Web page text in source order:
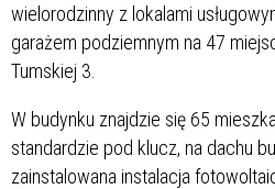
wielorodzinny z lokalami
garażem podziemnym na 47
Tumskiej 3.
W budynku znajdzie się 65
standardzie pod klucz, na dachu
zainstalowana instalacja